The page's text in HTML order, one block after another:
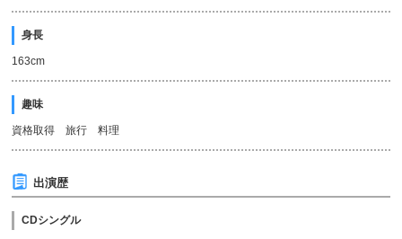
身長
163cm
趣味
資格取得 旅行 料理
出演歴
CDシングル